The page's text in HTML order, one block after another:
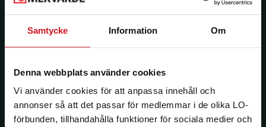
Samtycke Information Om
Denna webbplats använder cookies
Vi använder cookies för att anpassa innehåll och
annonser så att det passar för medlemmar i de olika LO-
förbunden, tillhandahålla funktioner för sociala medier och